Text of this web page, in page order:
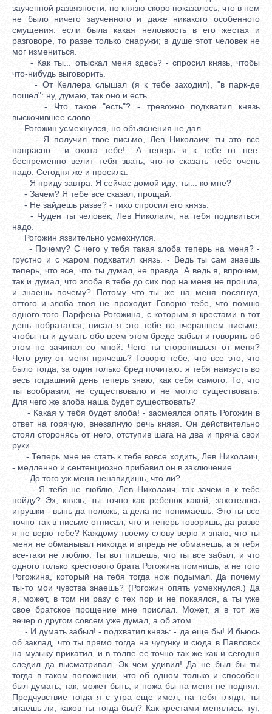
заученной развязности, но князю скоро показалось, что в нем
не было ничего заученного и даже никакого особенного
смущения: если была какая неловкость в его жестах и
разговоре, то разве только снаружи; в душе этот человек не
мог измениться.
- Как ты... отыскал меня здесь? - спросил князь, чтобы
что-нибудь выговорить.
- От Келлера слышал (я к тебе заходил), "в парк-де
пошел": ну, думаю, так оно и есть.
- Что такое "есть"? - тревожно подхватил князь
выскочившее слово.
Рогожин усмехнулся, но объяснения не дал.
- Я получил твое письмо, Лев Николаич; ты это все
напрасно... и охота тебе!.. А теперь я к тебе от нее:
беспременно велит тебя звать; что-то сказать тебе очень
надо. Сегодня же и просила.
- Я приду завтра. Я сейчас домой иду; ты... ко мне?
- Зачем? Я тебе все сказал; прощай.
- Не зайдешь разве? - тихо спросил его князь.
- Чуден ты человек, Лев Николаич, на тебя подивиться
надо.
Рогожин язвительно усмехнулся.
- Почему? С чего у тебя такая злоба теперь на меня? -
грустно и с жаром подхватил князь. - Ведь ты сам знаешь
теперь, что все, что ты думал, не правда. А ведь я, впрочем,
так и думал, что злоба в тебе до сих пор на меня не прошла,
и знаешь почему? Потому что ты же на меня посягнул,
оттого и злоба твоя не проходит. Говорю тебе, что помню
одного того Парфена Рогожина, с которым я крестами в тот
день побратался; писал я это тебе во вчерашнем письме,
чтобы ты и думать обо всем этом бреде забыл и говорить об
этом не зачинал со мной. Чего ты сторонишься от меня?
Чего руку от меня прячешь? Говорю тебе, что все это, что
было тогда, за один только бред почитаю: я тебя наизусть во
весь тогдашний день теперь знаю, как себя самого. То, что
ты вообразил, не существовало и не могло существовать.
Для чего же злоба наша будет существовать?
- Какая у тебя будет злоба! - засмеялся опять Рогожин в
ответ на горячую, внезапную речь князя. Он действительно
стоял сторонясь от него, отступив шага на два и пряча свои
руки.
- Теперь мне не стать к тебе вовсе ходить, Лев Николаич,
- медленно и сентенциозно прибавил он в заключение.
- До того уж меня ненавидишь, что ли?
- Я тебя не люблю, Лев Николаич, так зачем я к тебе
пойду? Эх, князь, ты точно как ребенок какой, захотелось
игрушки - вынь да положь, а дела не понимаешь. Это ты все
точно так в письме отписал, что и теперь говоришь, да разве
я не верю тебе? Каждому твоему слову верю и знаю, что ты
меня не обманывал никогда и впредь не обманешь; а я тебя
все-таки не люблю. Ты вот пишешь, что ты все забыл, и что
одного только крестового брата Рогожина помнишь, а не того
Рогожина, который на тебя тогда нож подымал. Да почему
ты-то мои чувства знаешь? (Рогожин опять усмехнулся.) Да
я, может, в том ни разу с тех пор и не покаялся, а ты уже
свое братское прощение мне прислал. Может, я в тот же
вечер о другом совсем уже думал, а об этом...
- И думать забыл! - подхватил князь: - да еще бы! И бьюсь
об заклад, что ты прямо тогда на чугунку и сюда в Павловск
на музыку прикатил, и в толпе ее точно так же как и сегодня
следил да высматривал. Эк чем удивил! Да не был бы ты
тогда в таком положении, что об одном только и способен
был думать, так, может быть, и ножа бы на меня не поднял.
Предчувствие тогда я с утра еще имел, на тебя глядя; ты
знаешь ли, каков ты тогда был? Как крестами менялись, тут,